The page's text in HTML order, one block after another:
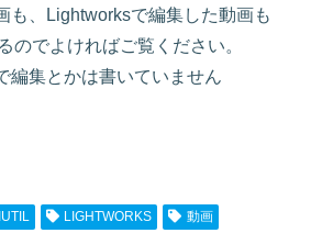
も、Lightworksで編集した動画も
のでよければご覧ください。
集とかは書いていません
LIGHTWORKS 動画